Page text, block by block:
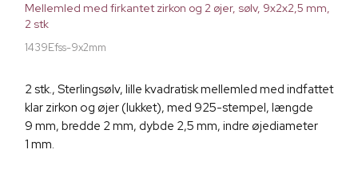
Mellemled med firkantet zirkon og 2 øjer, sølv, 9x2x2,5 mm,
2 stk
1439Efss-9x2mm
2 stk., Sterlingsølv, lille kvadratisk mellemled med indfattet
klar zirkon og øjer (lukket), med 925-stempel, længde
9 mm, bredde 2 mm, dybde 2,5 mm, indre øjediameter
1 mm.